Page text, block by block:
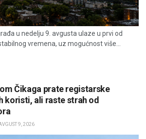
u nedelju 9. avgusta ulaze u prvi od
vremena, uz mogućnost više...
Čikaga prate registarske
koristi, ali raste strah od
9, 2026